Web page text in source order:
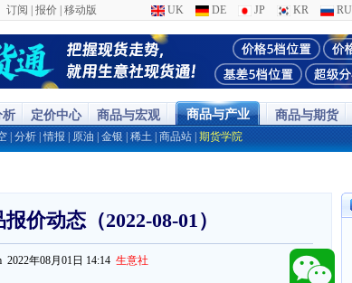
订阅 报价 移动版 UK DE JP KR RU
析 定价中心 商品与宏观 商品与产业 商品与期货
分析 |情报 原油 金银 稀土 商品站 期货学院
价动态（2022-08-01）
2022年08月01日 14:14 生意社